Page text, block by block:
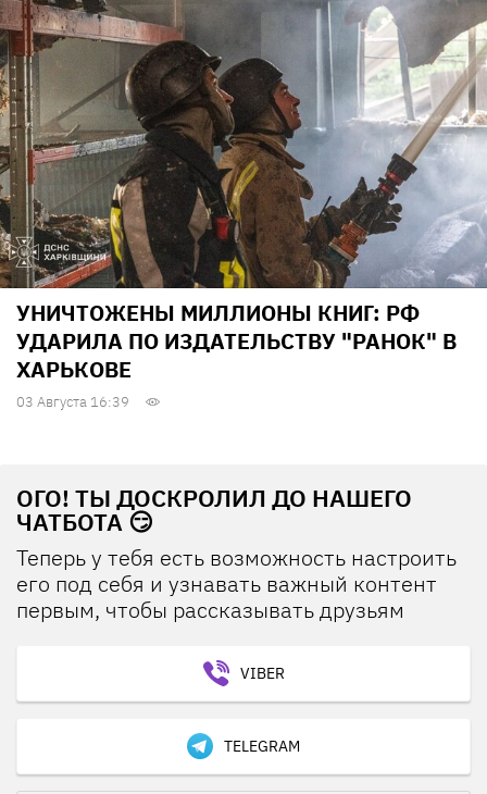
УНИЧТОЖЕНЫ МИЛЛИОНЫ КНИГ: РФ
УДАРИЛА ПО ИЗДАТЕЛЬСТВУ "РАНОК" В
ХАРЬКОВЕ
03 Августа 16:39
ОГО! ТЫ ДОСКРОЛИЛ ДО НАШЕГО
ЧАТБОТА 😏
Теперь у тебя есть возможность настроить
его под себя и узнавать важный контент
первым, чтобы рассказывать друзьям
VIBER
TELEGRAM